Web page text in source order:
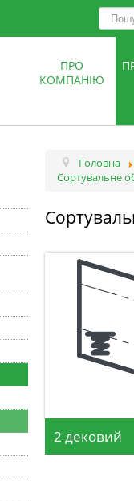
ПРО
КОМПАНІЮ
Головна
Сортувальне
2 дековий